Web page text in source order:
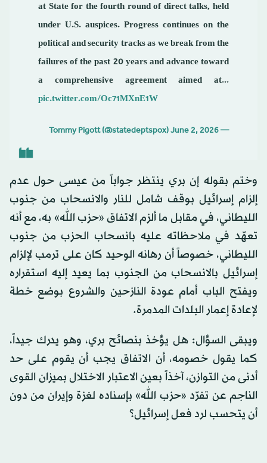
at State for the fourth round of direct talks, held
under U.S. auspices. Progress continues on the
political and security tracks as we break from the
failures of the past 20 years and advance toward
a comprehensive agreement aimed at...
pic.twitter.com/Oc71MXnE1W
— Tommy Pigott (@statedeptspox)
June 2, 2026
وختم بقوله إن بري ينتظر جواباً من عيسى حول عدم
إلزام إسرائيل بوقف شامل للنار والانسحاب من جنوب
الليطاني، في مقابل ما ألزم الاتفاق «حزب الله» به، مع أنه
تعهّد في ملاحظاته عليه بانسحاب الحزب من جنوب
الليطاني، خصوصاً أن رهانه الوحيد كان على ترمب لإلزام
إسرائيل بالانسحاب من الجنوب بما يعيد إليه استقراره
ويفتح الباب أمام عودة النازحين والشروع بوضع خطة
لإعادة إعمار البلدات المدمرة.
ويبقى السؤال: هل يؤخذ بنصائح بري، وهو يدرك جيداً،
كما يقول خصومه، أن الاتفاق يجب أن يقوم على حد
أدنى من التوازن، آخذاً بعين الاعتبار الاختلال بميزان القوى
الناجم عن تفرّد «حزب الله» بإسناده لغزة وإيران من دون
أن يتحسب لرد فعل إسرائيل؟